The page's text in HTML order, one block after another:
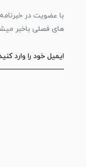
با عضویت در
های فصلی باخبر